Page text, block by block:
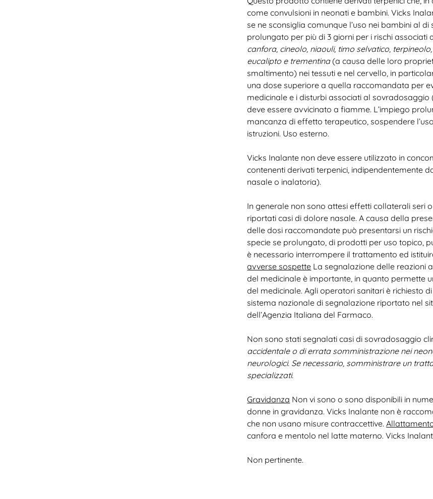
come convulsioni in neonati e bambini. Vicks
se ne sconsiglia comunque l’uso nei bambini al
prolungato per più di 3 giorni per i rischi associati
canfora, cineolo, niaouli, timo selvatico,
eucalipto e trementina(a causa delle loro
smaltimento) nei tessuti e nel cervello, in
una dose superiore a quella raccomandata per
medicinale e i disturbi associati al
deve essere avvicinato a fiamme. L’impiego
mancanza di effetto terapeutico, sospendere
istruzioni. Uso esterno.
Vicks Inalante non deve essere utilizzato in
contenenti derivati terpenici, indipendentemente
nasale o inalatoria).
In generale non sono attesi effetti collaterali seri
riportati casi di dolore nasale. A causa della
delle dosi raccomandate può presentarsi un
specie se prolungato, di prodotti per uso topico,
è necessario interrompere il trattamento ed
avverse sospette La segnalazione delle reazioni
del medicinale è importante, in quanto permette
del medicinale. Agli operatori sanitari è richiesto
sistema nazionale di segnalazione riportato nel
dell’Agenzia Italiana del Farmaco.
Non sono stati segnalati casi di sovradosaggio
accidentale o di errata somministrazione nei
neurologici. Se necessario, somministrare un
specializzati.
Gravidanza Non vi sono o sono disponibili in
donne in gravidanza. Vicks Inalante non è
che non usano misure contraccettive.
canfora e mentolo nel latte materno. Vicks
Non pertinente.